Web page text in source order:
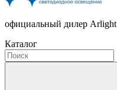
официальный дилер Arlight
Каталог